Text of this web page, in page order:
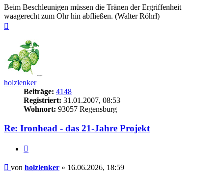
Beim Beschleunigen müssen die Tränen der Ergriffenheit
waagerecht zum Ohr hin abfließen. (Walter Röhrl)
holzlenker
Beiträge: 4148
Registriert: 31.01.2007, 08:53
Wohnort: 93057 Regensburg
Re: Ironhead - das 21-Jahre Projekt
Beitrag
von holzlenker » 16.06.2026, 18:59